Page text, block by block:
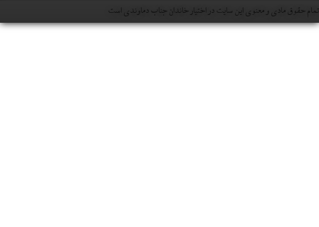
این سایت در اختیار خاندان جناب دماوندی است